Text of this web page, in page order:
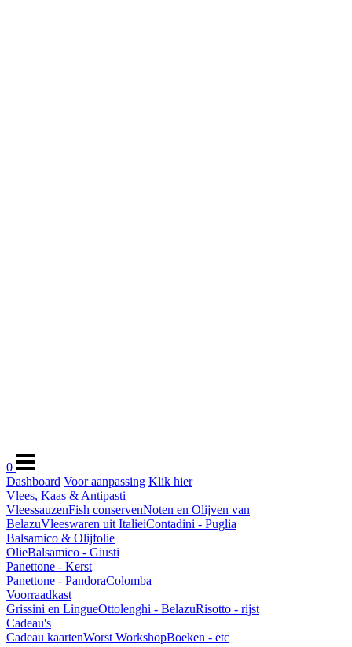
0
Dashboard Voor aanpassing Klik hier
Vlees, Kaas & Antipasti
VleessauzenFish conservenNoten en Olijven van
BelazuVleeswaren uit ItalieiContadini - Puglia
Balsamico & Olijfolie
OlieBalsamico - Giusti
Panettone - Kerst
Panettone - PandoraColomba
Voorraadkast
Grissini en LingueOttolenghi - BelazuRisotto - rijst
Cadeau's
Cadeau kaartenWorst WorkshopBoeken - etc